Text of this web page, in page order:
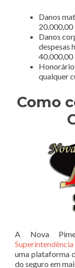
Danos
Danos
despesas
40.000,00
qualquer
Como
A Nova
uma plataforma
do seguro em